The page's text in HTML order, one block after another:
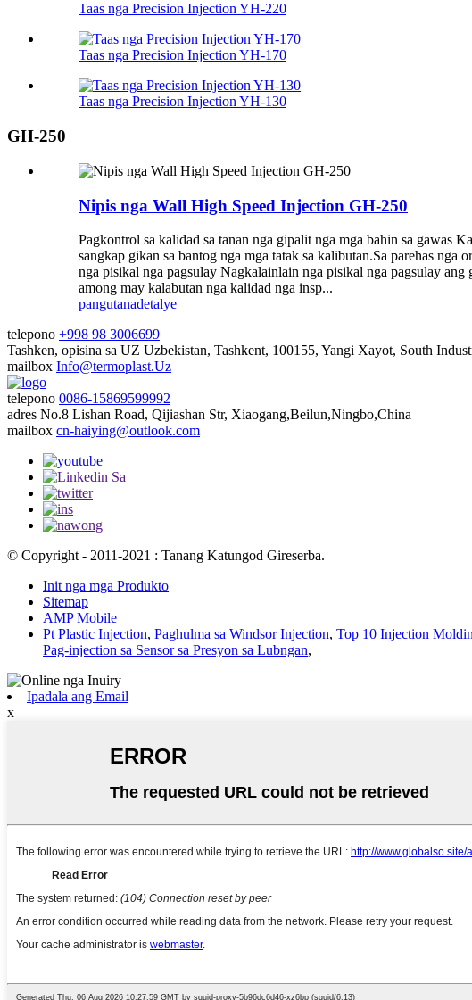
Taas nga Precision Injection YH-220
Taas nga Precision Injection YH-170
Taas nga Precision Injection YH-130
GH-250
Nipis nga Wall High Speed ​​​​Injection GH-250
Pagkontrol sa kalidad sa tanan nga gipalit nga mga bahin sa gawas
sangkap gikan sa bantog nga mga tatak sa kalibutan.Sa parehas
nga pisikal nga pagsulay Nagkalainlain nga pisikal nga pagsulay
among may kalabutan nga kalidad nga insp...
pangutanadetalye
telepono +998 98 3006699
Tashken, opisina sa UZ Uzbekistan, Tashkent, 100155, Yangi Xayot, South
mailbox Info@termoplast.Uz
telepono 0086-15869599992
adres No.8 Lishan Road, Qijiashan Str, Xiaogang,Beilun,Ningbo,China
mailbox cn-haiying@outlook.com
© Copyright - 2011-2021 : Tanang Katungod Gireserba.
Init nga mga Produkto
Sitemap
AMP Mobile
Pt Plastic Injection, Paghulma sa Windsor Injection, Top 10 Injection
Pag-injection sa Sensor sa Presyon sa Lubngan,
Ipadala ang Email
x